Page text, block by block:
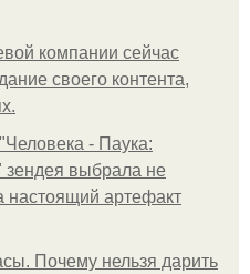
компании сейчас
своего контента,
- Паука:
выбрала не
настоящий артефакт
Почему нельзя дарить